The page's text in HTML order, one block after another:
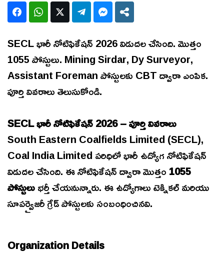
SECL భారీ నోటిఫికేషన్ 2026 విడుదల చేసింది. మొత్తం
1055 పోస్టులు. Mining Sirdar, Dy Surveyor,
Assistant Foreman పోస్టులకు CBT ద్వారా ఎంపిక.
పూర్తి వివరాలు తెలుసుకోండి.
SECL భారీ నోటిఫికేషన్ 2026 – పూర్తి వివరాలు
South Eastern Coalfields Limited (SECL),
Coal India Limited పరిధిలో భారీ ఉద్యోగ నోటిఫికేషన్
విడుదల చేసింది. ఈ నోటిఫికేషన్ ద్వారా మొత్తం1055
పోస్టులుభర్తీ చేయనున్నారు. ఈ ఉద్యోగాలు టెక్నికల్ మరియు
సూపర్వైజరీ గ్రేడ్ పోస్టులకు సంబంధించినవి.
Organization Details